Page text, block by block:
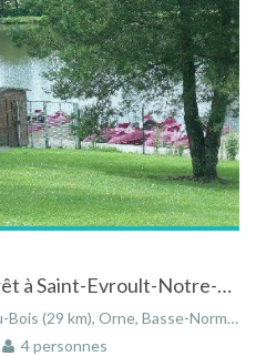
Mobil-Home près de la forêt à Saint-Evroult-Notre-Dame-du-Bois en Normandie
Orne, Basse-Normandie, Normandie, France
4 personnes